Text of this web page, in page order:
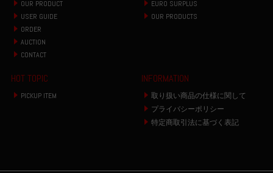
OUR PRODUCT
USER GUIDE
ORDER
AUCTION
CONTACT
EURO SURPLUS
OUR PRODUCTS
HOT TOPIC
PICKUP ITEM
INFORMATION
取り扱い商品の仕様に関して
プライバシーポリシー
特定商取引法に基づく表記